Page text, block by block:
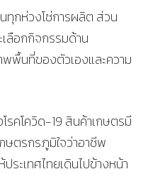
ทุกห่วงโซ่การผลิต ส่วน
ลือกกิจกรรมด้าน
พื้นที่ของตัวเองและความ
รคโควิด-19 สินค้าเกษตรมี
ษตรกรภูมิใจว่าอาชีพ
ระเทศไทยเดินไปข้างหน้า